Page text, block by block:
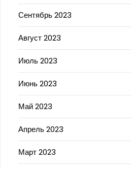
Сентябрь 2023
Август 2023
Июль 2023
Июнь 2023
Май 2023
Апрель 2023
Март 2023